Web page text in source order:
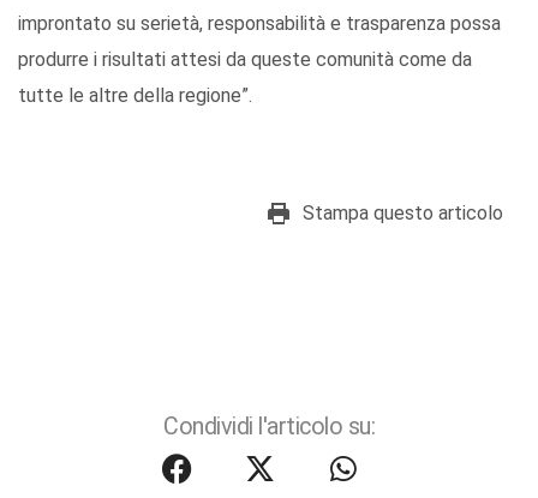
improntato su serietà, responsabilità e trasparenza possa
produrre i risultati attesi da queste comunità come da
tutte le altre della regione”.
Stampa questo articolo
Condividi l'articolo su: